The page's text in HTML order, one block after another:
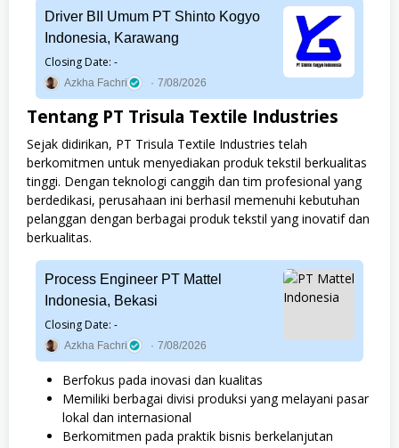
Driver BII Umum PT Shinto Kogyo
Indonesia, Karawang
Closing Date: -
Azkha Fachri 7/08/2026
Tentang PT Trisula Textile Industries
Sejak didirikan, PT Trisula Textile Industries telah
berkomitmen untuk menyediakan produk tekstil berkualitas
tinggi. Dengan teknologi canggih dan tim profesional yang
berdedikasi, perusahaan ini berhasil memenuhi kebutuhan
pelanggan dengan berbagai produk tekstil yang inovatif dan
berkualitas.
Process Engineer PT Mattel
Indonesia, Bekasi
Closing Date: -
Azkha Fachri 7/08/2026
Berfokus pada inovasi dan kualitas
Memiliki berbagai divisi produksi yang melayani pasar
lokal dan internasional
Berkomitmen pada praktik bisnis berkelanjutan